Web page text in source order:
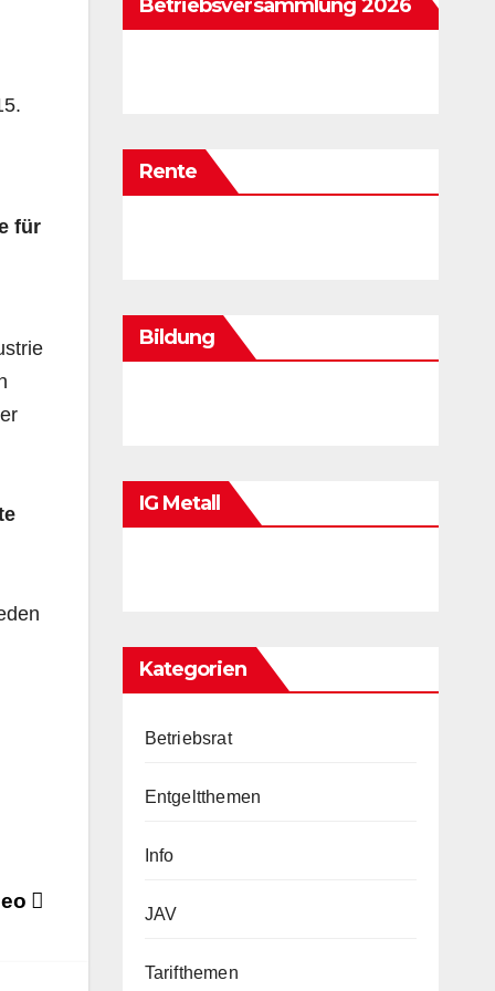
für
Betriebsversammlung 2026
Rente
Bildung
IG Metall
Kategorien
Betriebsrat
Entgeltthemen
Info
JAV
Tarifthemen